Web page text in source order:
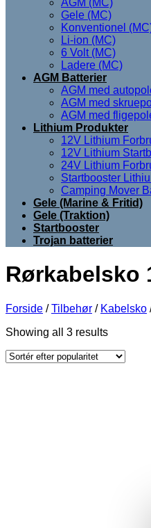
AGM (MC)
Gele (MC)
Konventionel
Li-ion (MC)
6 Volt (MC)
Ladere (MC)
AGM Batterier
AGM med
AGM med
AGM med
Lithium Produkter
12V Lithium
12V Lithium
24V Lithium
Startbooster
Camping Mover
Gele (Marine & Fritid)
Gele (Traktion)
Startbooster
Trojan batterier
Rørkabelsko
Forside / Tilbehør / Kabelsko
Showing all 3 results